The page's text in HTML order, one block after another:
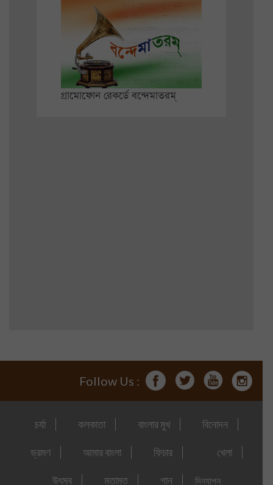
গ্রামোফোন রেকর্ডে বন্দেমাতরম্
Follow Us :
চর্যা কলকাতা বাংলার মুখ বিনোদন
ভ্রমণ আমার বাংলা ফিচার খেলা
উৎসব মতামত গান দিনযাপন